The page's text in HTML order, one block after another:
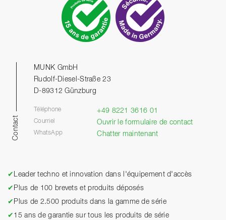
Contact
MUNK GmbH
Rudolf-Diesel-Straße 23
D-89312 Günzburg
Téléphone +49 8221 3616 01
Courriel Ouvrir le formulaire de contact
WhatsApp Chatter maintenant
✔ Leader techno et innovation dans l'équipement d'accès
✔ Plus de 100 brevets et produits déposés
✔ Plus de 2.500 produits dans la gamme de série
✔ 15 ans de garantie sur tous les produits de série